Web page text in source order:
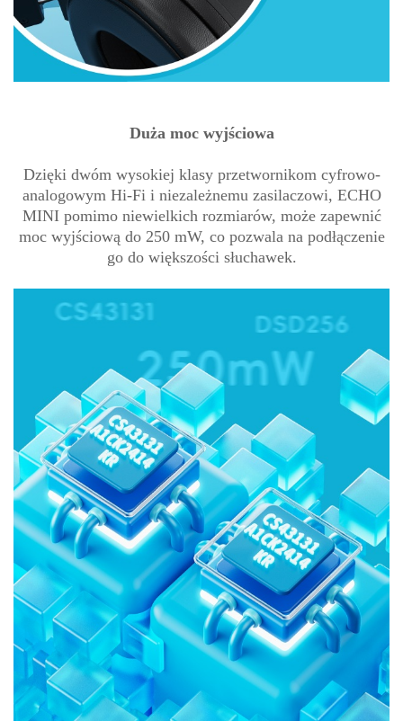
Duża moc wyjściowa
Dzięki dwóm wysokiej klasy przetwornikom cyfrowo-
analogowym Hi-Fi i niezależnemu zasilaczowi, ECHO
MINI pomimo niewielkich rozmiarów, może zapewnić
moc wyjściową do 250 mW, co pozwala na podłączenie
go do większości słuchawek.